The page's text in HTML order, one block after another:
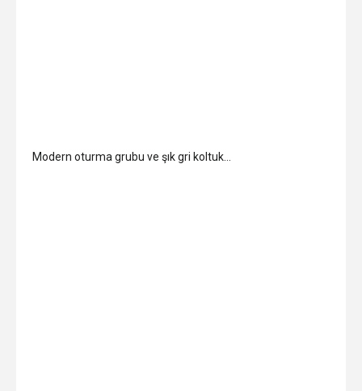
Modern oturma grubu ve şık gri koltuk…